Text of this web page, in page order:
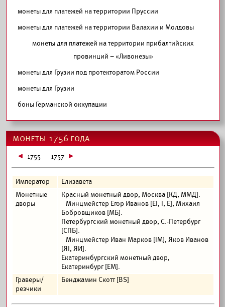
монеты для платежей на территории Пруссии
монеты для платежей на территории Валахии и Молдовы
монеты для платежей на территории прибалтийских
провинций – «Ливонезы»
монеты для Грузии под протекторатом России
монеты для Грузии
боны Германской оккупации
монеты 1756 года
1755 1757
Император
Елизавета
Монетные
дворы
Красный монетный двор, Москва [КД, ММД].
Минцмейстер Егор Иванов [ЕI, I, Е], Михаил
Бобровщиков [МБ].
Петербургский монетный двор, С.-Петербург
[СПБ].
Минцмейстер Иван Марков [IМ], Яков Иванов
[ЯI, ЯИ].
Екатеринбургский монетный двор,
Екатеринбург [ЕМ].
Граверы/
резчики
Бенджамин Скотт [BS]